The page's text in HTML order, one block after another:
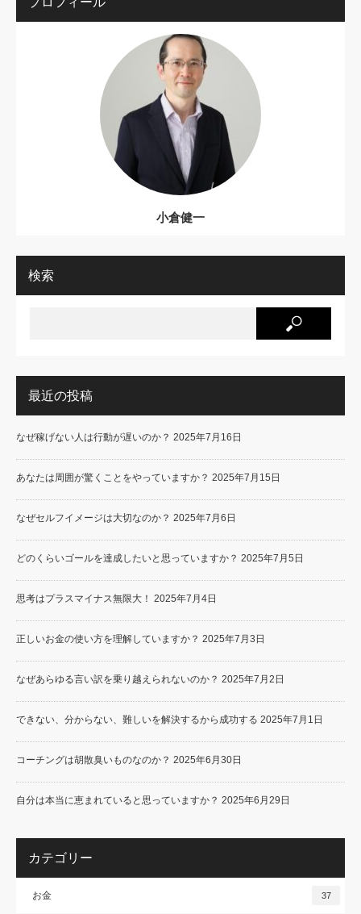
小倉健一
検索
最近の投稿
なぜ稼げない人は行動が遅いのか？ 2025年7月16日
あなたは周囲が驚くことをやっていますか？ 2025年7月15日
なぜセルフイメージは大切なのか？ 2025年7月6日
どのくらいゴールを達成したいと思っていますか？ 2025年7月5日
思考はプラスマイナス無限大！ 2025年7月4日
正しいお金の使い方を理解していますか？ 2025年7月3日
なぜあらゆる言い訳を乗り越えられないのか？ 2025年7月2日
できない、分からない、難しいを解決するから成功する 2025年7月1日
コーチングは胡散臭いものなのか？ 2025年6月30日
自分は本当に恵まれていると思っていますか？ 2025年6月29日
カテゴリー
お金 37